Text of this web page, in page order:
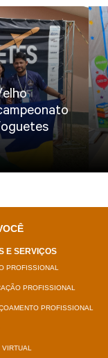
E SERVIÇOS
PROFISSIONAL
PROFISSIONAL
PROFISSIONAL